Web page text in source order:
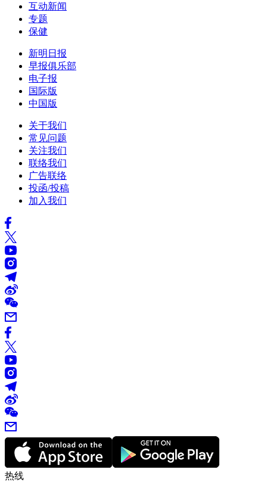
互动新闻
专题
保健
新明日报
早报俱乐部
电子报
国际版
中国版
关于我们
常见问题
关注我们
联络我们
广告联络
投函/投稿
加入我们
热线